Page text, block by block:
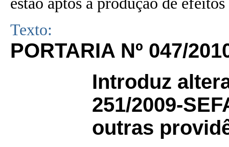
Texto:
PORTARIA Nº 047/
Introduz
251/2009-
outras